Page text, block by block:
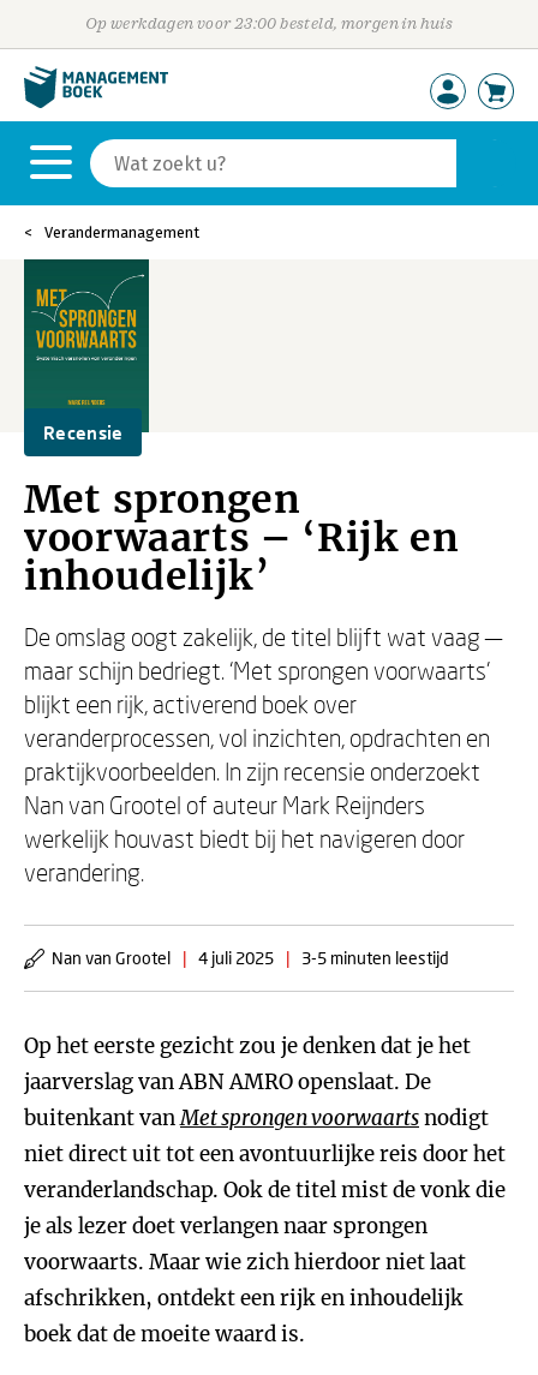
Op werkdagen voor 23:00 besteld, morgen in huis
Verandermanagement
Recensie
Met sprongen
voorwaarts – ‘Rijk en
inhoudelijk’
De omslag oogt zakelijk, de titel blijft wat vaag —
maar schijn bedriegt. ‘Met sprongen voorwaarts’
blijkt een rijk, activerend boek over
veranderprocessen, vol inzichten, opdrachten en
praktijkvoorbeelden. In zijn recensie onderzoekt
Nan van Grootel of auteur Mark Reijnders
werkelijk houvast biedt bij het navigeren door
verandering.
Nan van Grootel | 4 juli 2025 | 3-5 minuten leestijd
Op het eerste gezicht zou je denken dat je het
jaarverslag van ABN AMRO openslaat. De
buitenkant vanMet sprongen voorwaartsnodigt
niet direct uit tot een avontuurlijke reis door het
veranderlandschap. Ook de titel mist de vonk die
je als lezer doet verlangen naar sprongen
voorwaarts. Maar wie zich hierdoor niet laat
afschrikken, ontdekt een rijk en inhoudelijk
boek dat de moeite waard is.